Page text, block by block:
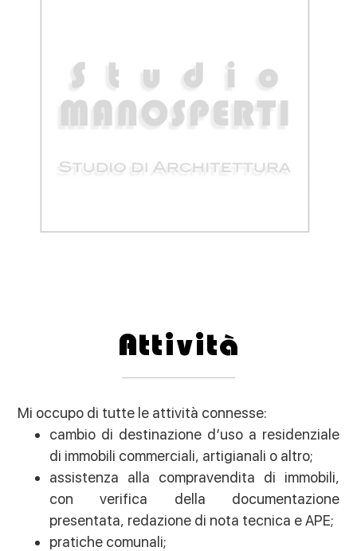
Attività
Mi occupo di tutte le attività connesse:
cambio di destinazione d’uso a residenziale
di immobili commerciali, artigianali o altro;
assistenza alla compravendita di immobili,
con verifica della documentazione
presentata, redazione di nota tecnica e APE;
pratiche comunali;